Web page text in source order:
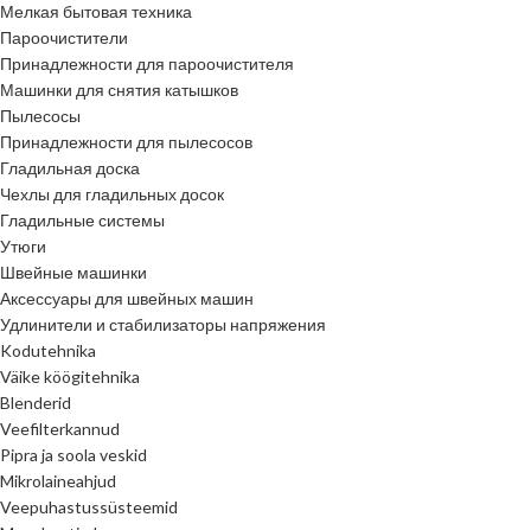
Мелкая бытовая техника
Пароочистители
Принадлежности для пароочистителя
Машинки для снятия катышков
Пылесосы
Принадлежности для пылесосов
Гладильная доска
Чехлы для гладильных досок
Гладильные системы
Утюги
Швейные машинки
Аксессуары для швейных машин
Удлинители и стабилизаторы напряжения
Kodutehnika
Väike köögitehnika
Blenderid
Veefilterkannud
Pipra ja soola veskid
Mikrolaineahjud
Veepuhastussüsteemid